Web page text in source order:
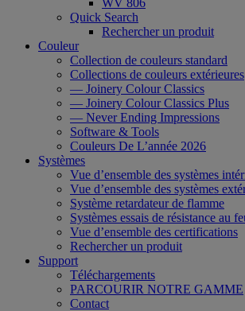
WV 806
Quick Search
Rechercher un produit
Couleur
Collection de couleurs standard
Collections de couleurs extérieures
— Joinery Colour Classics
— Joinery Colour Classics Plus
— Never Ending Impressions
Software & Tools
Couleurs De L’année 2026
Systèmes
Vue d’ensemble des systèmes
Vue d’ensemble des systèmes
Système retardateur de flamme
Systèmes essais de résistance au
Vue d’ensemble des certifications
Rechercher un produit
Support
Téléchargements
PARCOURIR NOTRE GAMME
Contact